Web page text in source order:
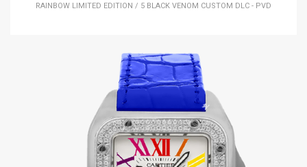
RAINBOW LIMITED EDITION / 5 BLACK VENOM CUSTOM DLC - PVD